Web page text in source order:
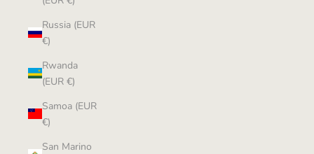
Russia (EUR
€)
Rwanda
(EUR €)
Samoa (EUR
€)
San Marino